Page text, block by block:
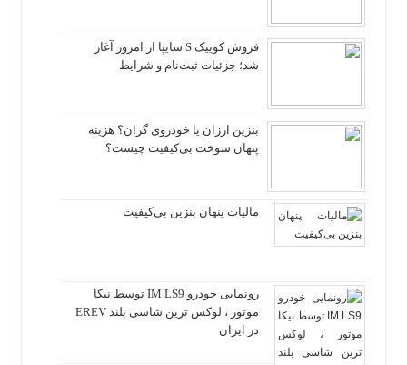
فروش کوییک S سایپا از امروز آغاز
شد؛ جزئیات ثبت‌نام و شرایط
بنزین ارزان یا خودروی گران؟ هزینه
پنهان سوخت بی‌کیفیت چیست؟
مالیات پنهان بنزین بی‌کیفیت
رونمایی خودرو IM LS9 توسط نیکا
موتور ، لوکس ترین شاسی بلند EREV
در ایران